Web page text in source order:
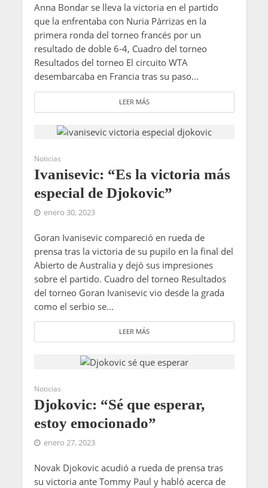
Anna Bondar se lleva la victoria en el partido
que la enfrentaba con Nuria Párrizas en la
primera ronda del torneo francés por un
resultado de doble 6-4, Cuadro del torneo
Resultados del torneo El circuito WTA
desembarcaba en Francia tras su paso...
LEER MÁS
Noticias
Ivanisevic: “Es la victoria más
especial de Djokovic”
enero 30, 2023
Goran Ivanisevic compareció en rueda de
prensa tras la victoria de su pupilo en la final del
Abierto de Australia y dejó sus impresiones
sobre el partido. Cuadro del torneo Resultados
del torneo Goran Ivanisevic vio desde la grada
como el serbio se...
LEER MÁS
Noticias
Djokovic: “Sé que esperar,
estoy emocionado”
enero 27, 2023
Novak Djokovic acudió a rueda de prensa tras
su victoria ante Tommy Paul y habló acerca de